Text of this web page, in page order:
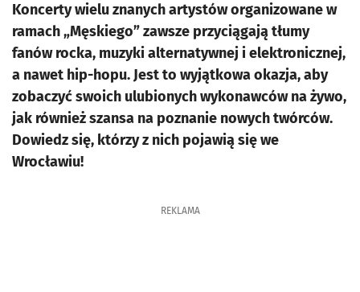
Koncerty wielu znanych artystów organizowane w
ramach „Męskiego” zawsze przyciągają tłumy
fanów rocka, muzyki alternatywnej i elektronicznej,
a nawet hip-hopu. Jest to wyjątkowa okazja, aby
zobaczyć swoich ulubionych wykonawców na żywo,
jak również szansa na poznanie nowych twórców.
Dowiedz się, którzy z nich pojawią się we
Wrocławiu!
REKLAMA